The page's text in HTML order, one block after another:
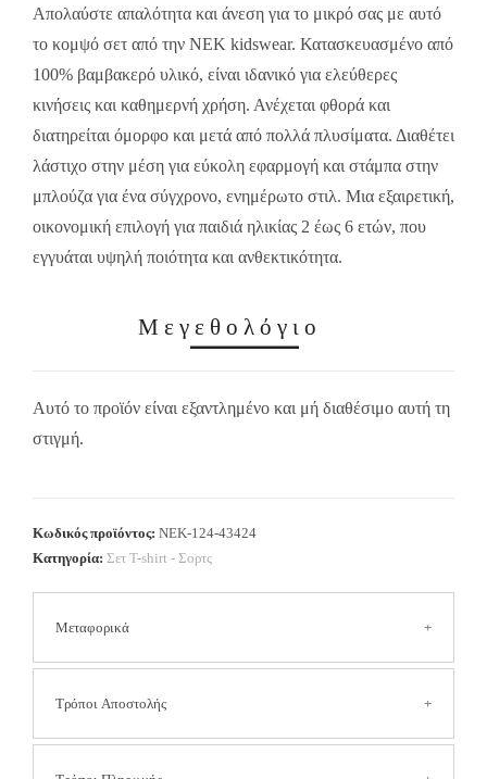
Απολαύστε απαλότητα και άνεση για το μικρό σας με αυτό
το κομψό σετ από την NEK kidswear. Κατασκευασμένο από
100% βαμβακερό υλικό, είναι ιδανικό για ελεύθερες
κινήσεις και καθημερνή χρήση. Ανέχεται φθορά και
διατηρείται όμορφο και μετά από πολλά πλυσίματα. Διαθέτει
λάστιχο στην μέση για εύκολη εφαρμογή και στάμπα στην
μπλούζα για ένα σύγχρονο, ενημέρωτο στιλ. Μια εξαιρετική,
οικονομική επιλογή για παιδιά ηλικίας 2 έως 6 ετών, που
εγγυάται υψηλή ποιότητα και ανθεκτικότητα.
Μεγεθολόγιο
Αυτό το προϊόν είναι εξαντλημένο και μή διαθέσιμο αυτή τη
στιγμή.
Κωδικός προϊόντος: NEK-124-43424
Κατηγορία: Σετ Τ-shirt - Σορτς
Μεταφορικά
Τα έξοδα αποστολής είναι
Τρόποι Αποστολής